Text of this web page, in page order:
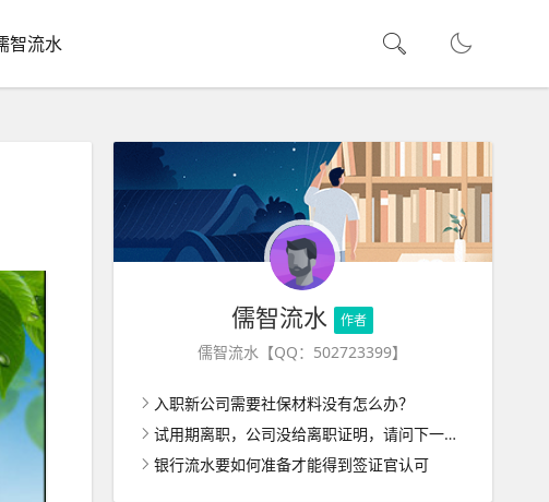
智流水
儒智流水 作者
儒智流水【QQ：502723399】
入职新公司需要社保材料没有怎么办？
试用期离职，公司没给离职证明，请问下一家公司入职怎么办呢？
银行流水要如何准备才能得到签证官认可